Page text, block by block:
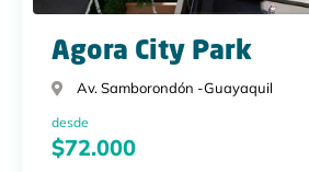
Agora City Park
Av. Samborondón -Guayaquil
desde
$72.000